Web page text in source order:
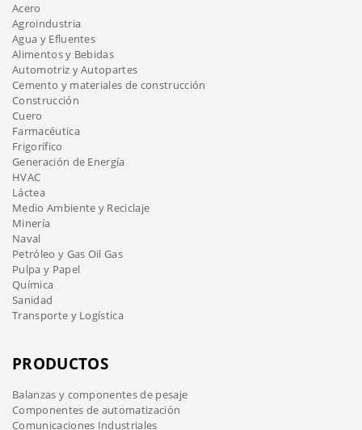
Acero
Agroindustria
Agua y Efluentes
Alimentos y Bebidas
Automotriz y Autopartes
Cemento y materiales de construcción
Construcción
Cuero
Farmacéutica
Frigorífico
Generación de Energía
HVAC
Láctea
Medio Ambiente y Reciclaje
Minería
Naval
Petróleo y Gas Oil Gas
Pulpa y Papel
Química
Sanidad
Transporte y Logística
PRODUCTOS
Balanzas y componentes de pesaje
Componentes de automatización
Comunicaciones Industriales